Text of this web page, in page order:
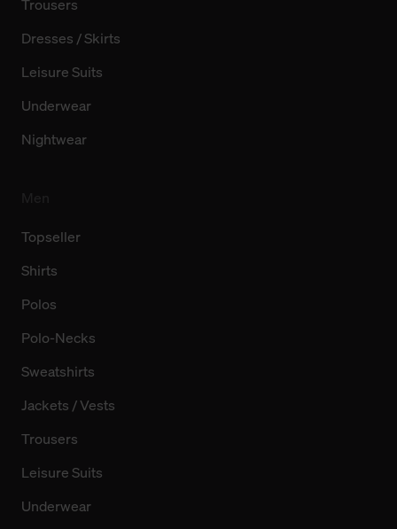
Trousers
Dresses / Skirts
Leisure Suits
Underwear
Nightwear
Topseller
Shirts
Polos
Polo-Necks
Sweatshirts
Jackets / Vests
Trousers
Leisure Suits
Underwear